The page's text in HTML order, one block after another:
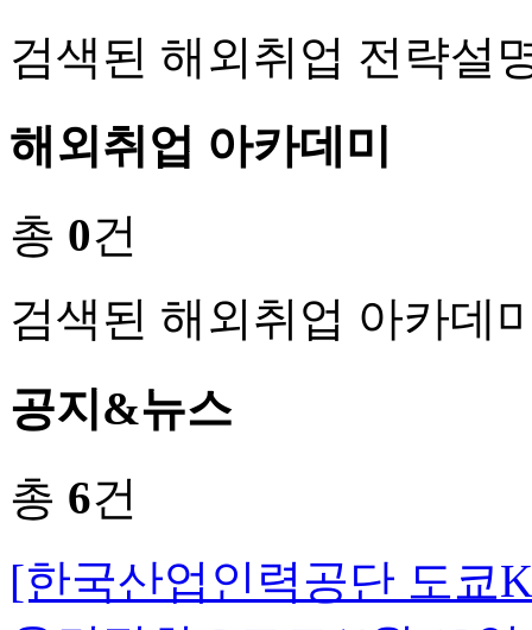
검색된 해외취업 전략설
해외취업 아카데미
총 0건
검색된 해외취업 아카데
공지&뉴스
총 6건
[한국산업인력공단 도쿄